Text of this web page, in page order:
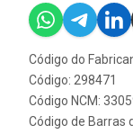
Código do
Código: 298471
Código NCM:
Código de Barras